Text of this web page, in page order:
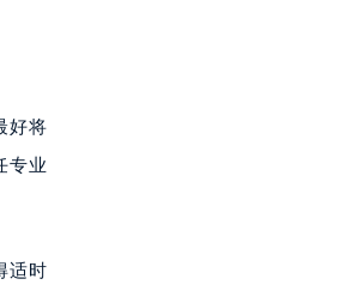
好将
专业
适时